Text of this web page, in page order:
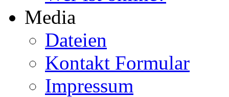
Media
Dateien
Kontakt Formular
Impressum